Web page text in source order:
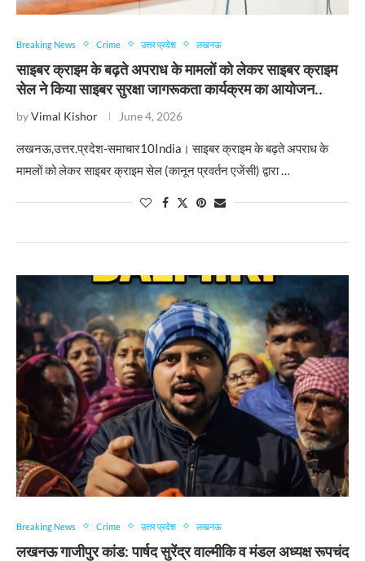
Breaking News Crime उत्तर प्रदेश लखनऊ
साइबर क्राइम के बढ़ते अपराध के मामलों को लेकर साइबर क्राइम
सेल ने किया साइबर सुरक्षा जागरूकता कार्यक्रम का आयोजन..
byVimal Kishor June 4, 2026
लखनऊ,उत्तर.प्रदेश-समाचार10India। साइबर क्राइम के बढ़ते अपराध के
मामलों को लेकर साइबर क्राइम सेल (कानून प्रवर्तन एजेंसी) द्वारा …
Breaking News Crime उत्तर प्रदेश लखनऊ
लखनऊ गाजीपुर कांड: पार्षद सुरेंद्र वाल्मीकि व मंडल अध्यक्ष रूपचंद